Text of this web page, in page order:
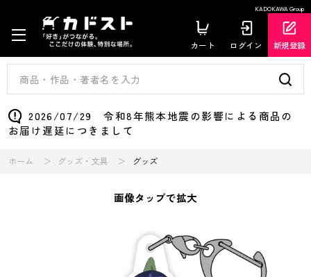
KADOKAWA Group
カート ログイン 新規登録
2026/07/29 令和8年熊本地震の影響による商品の
お届け遅延につきまして
ホーム グッズ・文具 グッズ
画像タップで拡大